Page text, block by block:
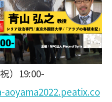
）19:00-